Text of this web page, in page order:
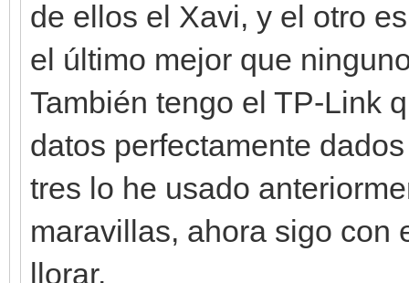
de ellos el Xavi, y el otro
el último mejor que
También tengo el TP-Link
datos perfectamente
tres lo he usado
maravillas, ahora sigo con
llorar.